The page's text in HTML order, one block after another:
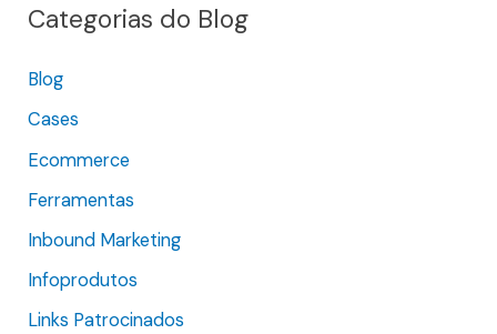
u
s
a
r
p
o
Categorias do Blog
Blog
Cases
Ecommerce
Ferramentas
Inbound Marketing
Infoprodutos
Links Patrocinados